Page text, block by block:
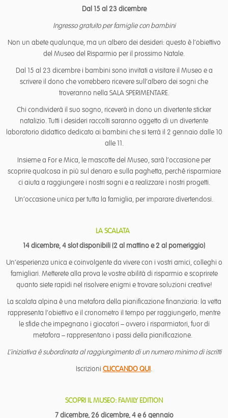
Dal 15 al 23 dicembre
Ingresso gratuito per famiglie con bambini
Non un abete qualunque, ma un albero dei desideri: questo è l’obiettivo
del Museo del Risparmio per il prossimo Natale.
Dal 15 al 23 dicembre i bambini sono invitati a visitare il Museo e a
scrivere il dono che vorrebbero ricevere sull’albero dei sogni che
troveranno nella SALA SPERIMENTARE.
Chi condividerà il suo sogno, riceverà in dono un divertente sticker
natalizio. Tutti i desideri raccolti saranno oggetto di un divertente
laboratorio didattico dedicato ai bambini che si terrà il 2 gennaio dalle 10
alle 11.
Insieme a For e Mica, le mascotte del Museo, sarà l’occasione per
scoprire qualcosa in più sul denaro e sulla paghetta, perché risparmiare
ci aiuta a raggiungere i nostri sogni e a realizzare i nostri progetti.
Un’occasione unica per tutta la famiglia, per imparare divertendosi.
LA SCALATA
14 dicembre, 4 slot disponibili (2 al mattino e 2 al pomeriggio)
Un’esperienza unica e coinvolgente da vivere con i vostri amici, colleghi o
famigliari. Metterete alla prova le vostre abilità di risparmio e scoprirete
quanto siete rapidi nel risolvere enigmi e trovare soluzioni creative!
La scalata alpina è una metafora della pianificazione finanziaria: la vetta
rappresenta l’obiettivo e il cronometro il tempo per raggiungerlo, mentre
le sfide che impegnano i giocatori – ovvero i risparmiatori, fuor di
metafora – rappresentano i passi della pianificazione.
L’iniziativa è subordinata al raggiungimento di un numero minimo di iscritti
Iscrizioni CLICCANDO QUI.
SCOPRI IL MUSEO: FAMILY EDITION
7 dicembre, 26 dicembre, 4 e 6 gennaio